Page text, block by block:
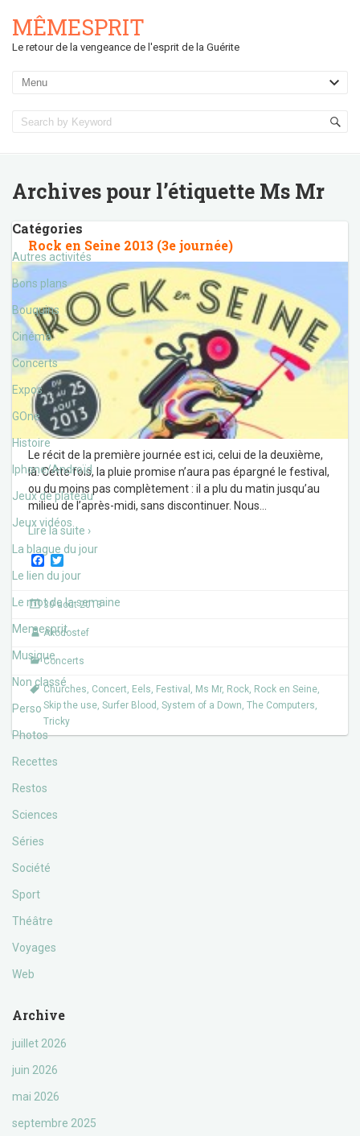
MÊMESPRIT
Le retour de la vengeance de l'esprit de la Guérite
Archives pour l’étiquette Ms Mr
Catégories
Autres activités
Bons plans
Bouquins
Cinéma
Concerts
Expos
GOne
Histoire
Iphone/Androïd
Jeux de plateau
Jeux vidéos
La blague du jour
Le lien du jour
Le mot de la semaine
Memesprit
Musique
Non classé
Perso
Photos
Recettes
Restos
Sciences
Séries
Société
Sport
Théâtre
Voyages
Web
Archive
juillet 2026
juin 2026
mai 2026
septembre 2025
Rock en Seine 2013 (3e journée)
Le récit de la première journée est ici, celui de la deuxième,
là. Cette fois, la pluie promise n’aura pas épargné le festival,
ou du moins pas complètement : il a plu du matin jusqu’au
milieu de l’après-midi, sans discontinuer. Nous
Lire la suite ›
F
a
e
b
o
o
k
w
t
t
e
r
30 août 2013
Akodostef
Concerts
Churches, Concert, Eels, Festival , Ms Mr, Rock, Rock en Seine,
Skip the use, Surfer Blood , System of a Down, The Computers,
Tricky